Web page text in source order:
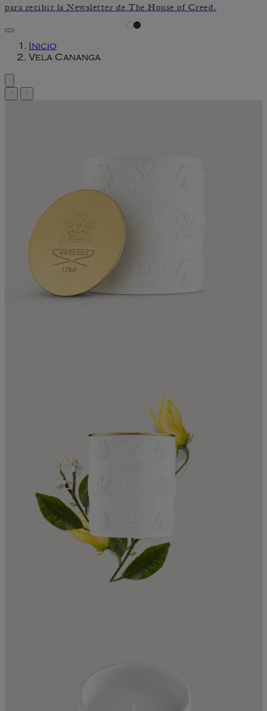
para recibir la Newsletter de The House of Creed.
Inicio
Vela Cananga